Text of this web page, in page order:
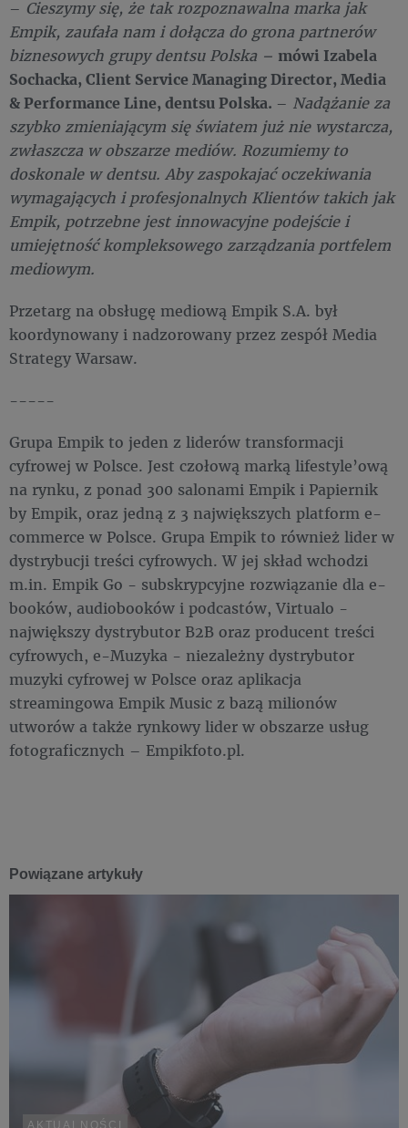
– Cieszymy się, że tak rozpoznawalna marka jak
Empik, zaufała nam i dołącza do grona partnerów
biznesowych grupy dentsu Polska – mówi Izabela
Sochacka, Client Service Managing Director, Media
& Performance Line, dentsu Polska. – Nadążanie za
szybko zmieniającym się światem już nie wystarcza,
zwłaszcza w obszarze mediów. Rozumiemy to
doskonale w dentsu. Aby zaspokajać oczekiwania
wymagających i profesjonalnych Klientów takich jak
Empik, potrzebne jest innowacyjne podejście i
umiejętność kompleksowego zarządzania portfelem
mediowym.
Przetarg na obsługę mediową Empik S.A. był
koordynowany i nadzorowany przez zespół Media
Strategy Warsaw.
-----
Grupa Empik to jeden z liderów transformacji
cyfrowej w Polsce. Jest czołową marką lifestyle’ową
na rynku, z ponad 300 salonami Empik i Papiernik
by Empik, oraz jedną z 3 największych platform e-
commerce w Polsce. Grupa Empik to również lider w
dystrybucji treści cyfrowych. W jej skład wchodzi
m.in. Empik Go - subskrypcyjne rozwiązanie dla e-
booków, audiobooków i podcastów, Virtualo -
największy dystrybutor B2B oraz producent treści
cyfrowych, e-Muzyka - niezależny dystrybutor
muzyki cyfrowej w Polsce oraz aplikacja
streamingowa Empik Music z bazą milionów
utworów a także rynkowy lider w obszarze usług
fotograficznych – Empikfoto.pl.
Powiązane artykuły
AKTUALNOŚCI